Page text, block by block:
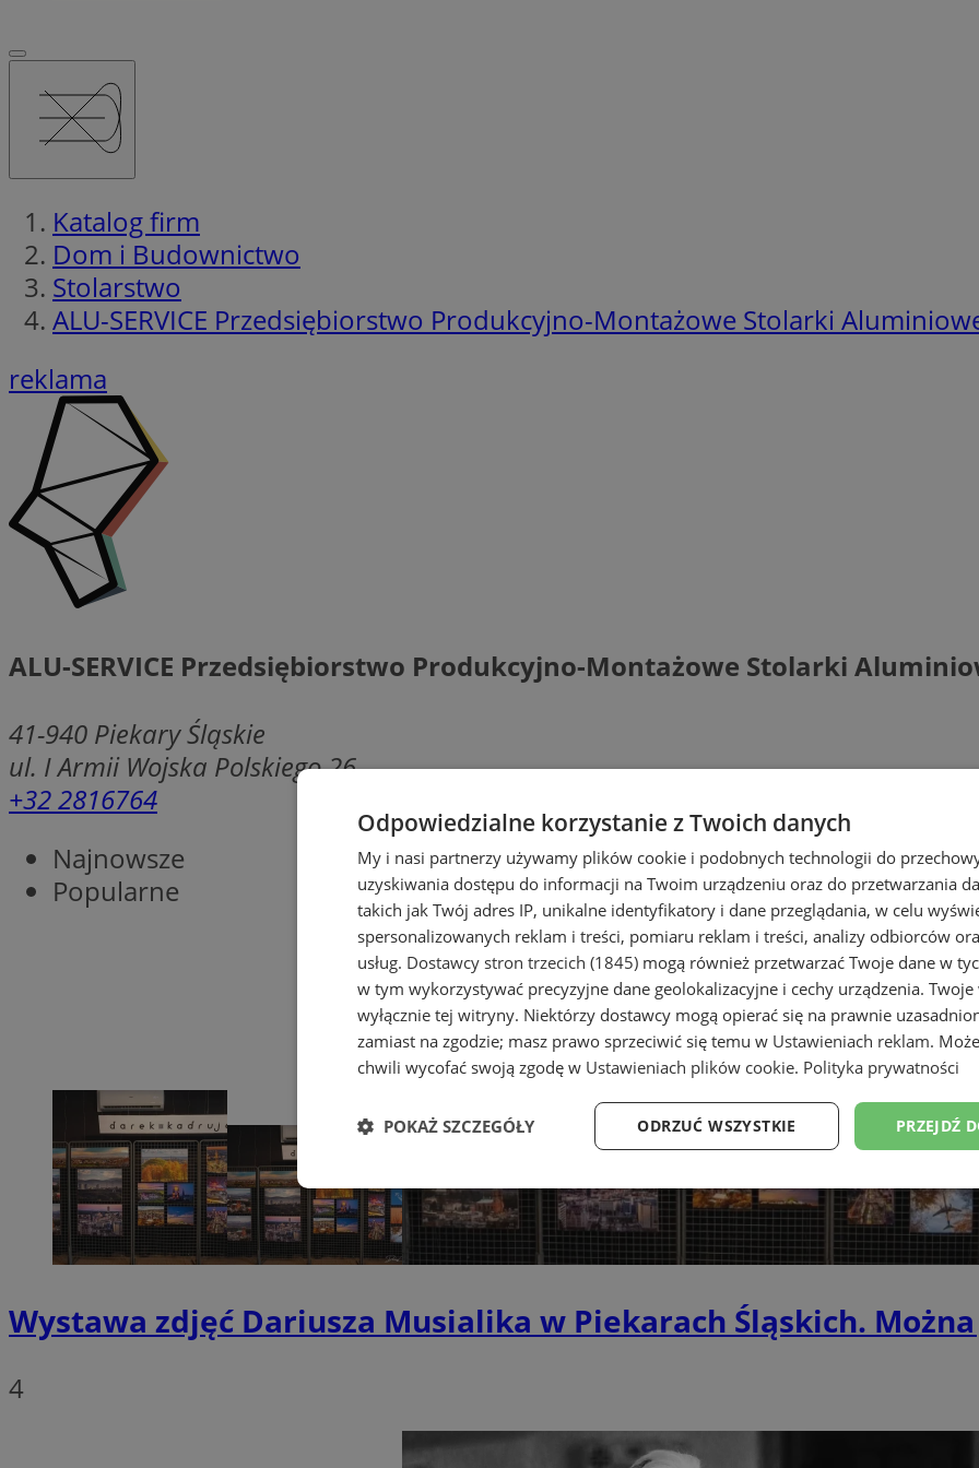
Katalog firm
Dom i Budownictwo
Stolarstwo
ALU-SERVICE Przedsiębiorstwo Produkcyjno-Montażowe Stolarki
reklama
ALU-SERVICE Przedsiębiorstwo Produkcyjno-Montażowe Stolarki
41-940 Piekary Śląskie
ul. I Armii Wojska Polskiego 26
+32 2816764
Najnowsze
Popularne
Wystawa zdjęć Dariusza Musialika w Piekarach Śląskich.
4
Odpowiedzialne korzystanie z Twoich danych
My i nasi partnerzy używamy plików cookie i podobnych technologii do
uzyskiwania dostępu do informacji na Twoim urządzeniu oraz do przetwarzania
takich jak Twój adres IP, unikalne identyfikatory i dane przeglądania, w celu
spersonalizowanych reklam i treści, pomiaru reklam i treści, analizy odbiorców
usług. Dostawcy stron trzecich (1845) mogą również przetwarzać Twoje dane w
w tym wykorzystywać precyzyjne dane geolokalizacyjne i cechy urządzenia.
wyłącznie tej witryny. Niektórzy dostawcy mogą opierać się na prawnie
zamiast na zgodzie; masz prawo sprzeciwić się temu w Ustawieniach reklam.
chwili wycofać swoją zgodę w Ustawieniach plików cookie. Polityka prywatności
PRZEJDŹ
ODRZUĆ WSZYSTKIE
POKAŻ SZCZEGÓŁY
Niezbędne Wydajność Targetowanie Funkcjonalność
Provider Domena